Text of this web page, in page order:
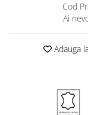
Cod
Ai
Adauga